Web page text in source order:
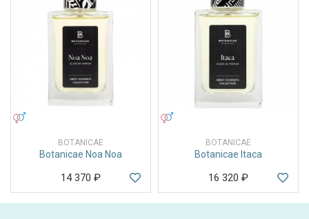
BOTANICAE
Botanicae Noa Noa
14 370 ₽
BOTANICAE
Botanicae Itaca
16 320 ₽